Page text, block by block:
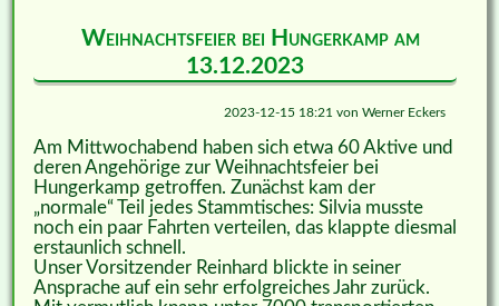
Weihnachtsfeier bei Hungerkamp am
13.12.2023
2023-12-15 18:21 vonWerner Eckers
Am Mittwochabend haben sich etwa 60 Aktive und
deren Angehörige zur Weihnachtsfeier bei
Hungerkamp getroffen. Zunächst kam der
„normale“ Teil jedes Stammtisches: Silvia musste
noch ein paar Fahrten verteilen, das klappte diesmal
erstaunlich schnell.
Unser Vorsitzender Reinhard blickte in seiner
Ansprache auf ein sehr erfolgreiches Jahr zurück.